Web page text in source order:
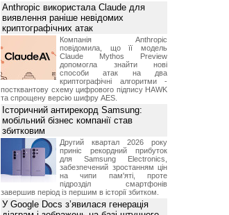
Anthropic використала Claude для
виявлення раніше невідомих
криптографічних атак
Компанія Anthropic
повідомила, що її модель
Claude Mythos Preview
допомогла знайти нові
способи атак на два
криптографічні алгоритми -
постквантову схему цифрового підпису HAWK
та спрощену версію шифру AES.
Історичний антирекорд Samsung:
мобільний бізнес компанії став
збитковим
Другий квартал 2026 року
приніс рекордний прибуток
для Samsung Electronics,
забезпечений зростанням цін
на чипи пам'яті, проте
підрозділ смартфонів
завершив період із першим в історії збитком.
У Google Docs з’явилася генерація